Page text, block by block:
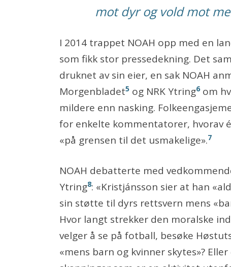
mot dyr og vold mot
I 2014 trappet NOAH opp med en
som fikk stor pressedekning. Det
druknet av sin eier, en sak NOAH
Morgenbladet5 og NRK Ytring6om
mildere enn nasking.
for enkelte kommentatorer, hvorav
«på grensen til det usmakelige».7
NOAH debatterte med
Ytring8: «Kristjánsson sier at han
sin støtte til dyrs rettsvern mens
Hvor langt strekker den moralske
velger å se på fotball, besøke
«mens barn og kvinner skytes»?